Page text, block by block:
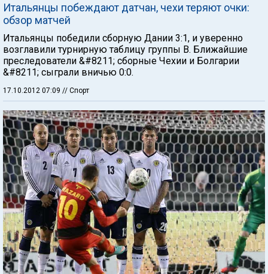
Итальянцы побеждают датчан, чехи теряют очки:
обзор матчей
Итальянцы победили сборную Дании 3:1, и уверенно
возглавили турнирную таблицу группы В. Ближайшие
преследователи &#8211; сборные Чехии и Болгарии
&#8211; сыграли вничью 0:0.
17.10.2012 07:09 // Спорт